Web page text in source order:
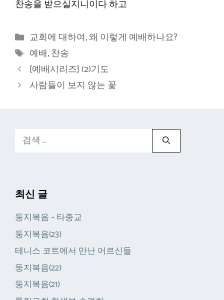
찬송을 받으실지니이다 하고
카
테
고
리
교회에 대하여,왜 이렇게 예배하나요?
태
그
예배,찬송
[예배시리즈] (2)기도
사람들이 보지 않는 꽃
색:
최신 글
둥지복음 – 타종교
둥지복음(23)
테니스 코트에서 만난 어르신들
둥지복음(22)
둥지복음(21)